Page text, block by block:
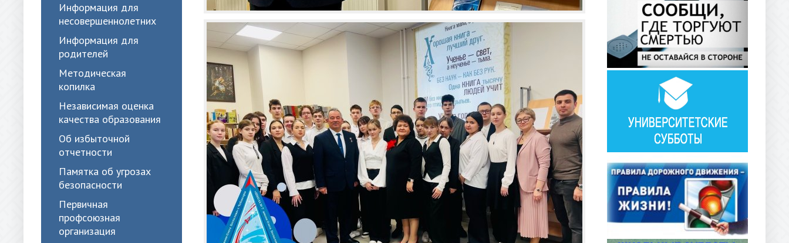
Информация для
несовершеннолетних
Информация для
родителей
Методическая
копилка
Независимая оценка
качества образования
Об избыточной
отчетности
Памятка об угрозах
безопасности
Первичная
профсоюзная
организация